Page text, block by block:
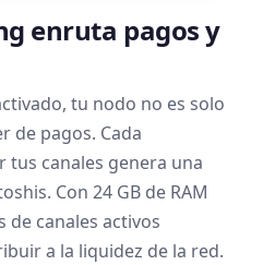
enruta pagos y
tu nodo no es solo
de pagos. Cada
tus canales genera una
Con 24 GB de RAM
de canales activos
a la liquidez de la red.